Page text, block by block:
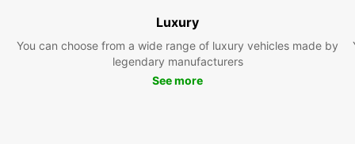
Luxury
You can choose from a wide range of luxury vehicles made by
legendary manufacturers
See more